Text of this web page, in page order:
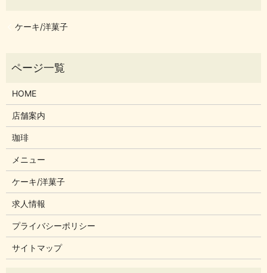
ケーキ/洋菓子
HOME
店舗案内
珈琲
メニュー
ケーキ/洋菓子
求人情報
プライバシーポリシー
サイトマップ